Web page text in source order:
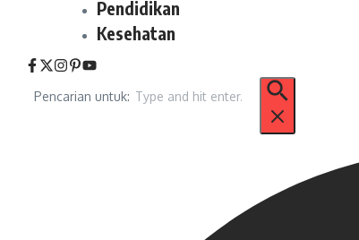
Pendidikan
Kesehatan
Pencarian untuk: